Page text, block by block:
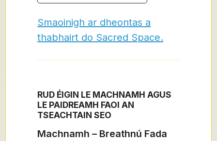
Smaoinigh ar dheontas a
thabhairt do Sacred Space.
RUD ÉIGIN LE MACHNAMH AGUS
LE PAIDREAMH FAOI AN
TSEACHTAIN SEO
Machnamh – Breathnú Fada